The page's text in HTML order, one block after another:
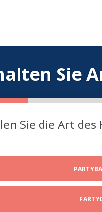
Sie
Sie die Art des